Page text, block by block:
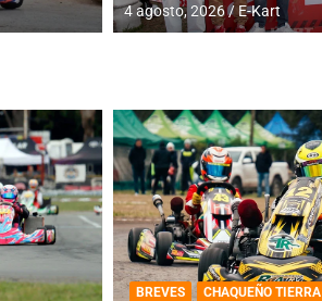
4 agosto, 2026 E-Kart
BREVES CHAQUEÑO TIERRA
COBERTURA ESPECIAL DE E-KART.COM.AR